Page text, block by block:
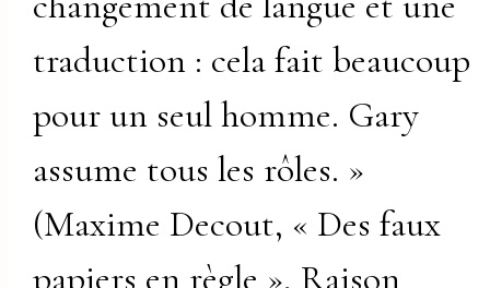
traduction : cela fait beaucoup
pour un seul homme. Gary
assume tous les rôles. »
(Maxime Decout, « Des faux
papiers en règle », Raison